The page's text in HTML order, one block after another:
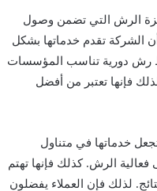
الرش التي تضمن وصول
أن الشركة تقدم خدماتها بشكل
رش دورية تناسب المؤسسات
فإنها تعتبر من أفضل
خدماتها في متناول
فعالية الرش. كذلك فإنها تهتم
لذلك فإن العملاء يفضلون